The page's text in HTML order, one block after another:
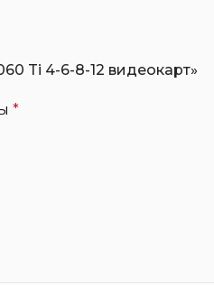
Ti 4-6-8-12 видеокарт»
*